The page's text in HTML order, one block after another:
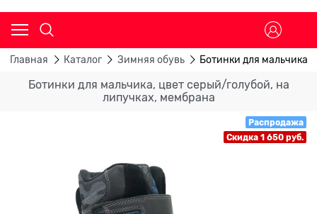
Главная Каталог Зимняя обувь Ботинки для мальчика,
Ботинки для мальчика, цвет серый/голубой, на
липучках, мембрана
Распродажа
Скидка 1 650 руб.